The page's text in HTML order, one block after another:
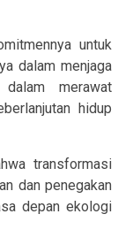
untuk
dalam menjaga
merawat
hidup
transformasi
dan penegakan
depan ekologi